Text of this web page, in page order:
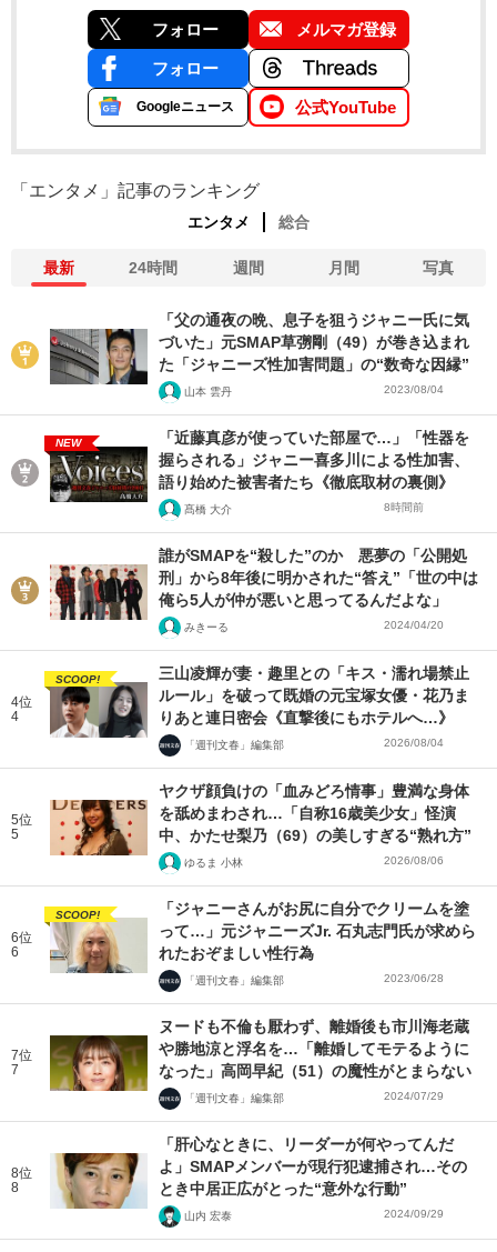
フォロー メルマガ登録
フォロー
Googleニュース 公式YouTube
「エンタメ」記事のランキング
エンタメ 総合
最新 24時間 週間 月間 写真
「父の通夜の晩、息子を狙うジャニー氏に気
づいた」元SMAP草彅剛（49）が巻き込まれ
た「ジャニーズ性加害問題」の“数奇な因縁”
山本 雲丹 2023/08/04
NEW
「近藤真彦が使っていた部屋で…」「性器を
握らされる」ジャニー喜多川による性加害、
語り始めた被害者たち《徹底取材の裏側》
髙橋 大介 8時間前
誰がSMAPを“殺した”のか 悪夢の「公開処
刑」から8年後に明かされた“答え”「世の中は
俺ら5人が仲が悪いと思ってるんだよな」
みきーる 2024/04/20
4位
4
SCOOP!
三山凌輝が妻・趣里との「キス・濡れ場禁止
ルール」を破って既婚の元宝塚女優・花乃ま
りあと連日密会《直撃後にもホテルへ…》
「週刊文春」編集部 2026/08/04
5位
5
ヤクザ顔負けの「血みどろ情事」豊満な身体
を舐めまわされ…「自称16歳美少女」怪演
中、かたせ梨乃（69）の美しすぎる“熟れ方”
ゆるま 小林 2026/08/06
6位
6
SCOOP!
「ジャニーさんがお尻に自分でクリームを塗
って…」元ジャニーズJr. 石丸志門氏が求めら
れたおぞましい性行為
「週刊文春」編集部 2023/06/28
7位
7
ヌードも不倫も厭わず、離婚後も市川海老蔵
や勝地涼と浮名を…「離婚してモテるように
なった」高岡早紀（51）の魔性がとまらない
「週刊文春」編集部 2024/07/29
8位
8
「肝心なときに、リーダーが何やってんだ
よ」SMAPメンバーが現行犯逮捕され…その
とき中居正広がとった“意外な行動”
山内 宏泰 2024/09/29